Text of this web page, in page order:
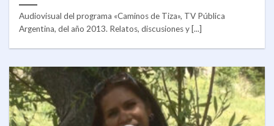
Audiovisual del programa «Caminos de Tiza», TV Pública
Argentina, del año 2013. Relatos, discusiones y [...]